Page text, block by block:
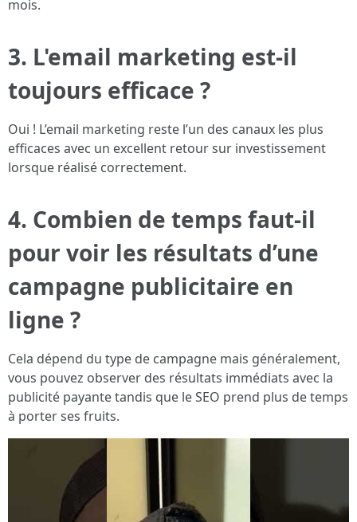
mois.
3. L'email marketing est-il
toujours efficace ?
Oui ! L’email marketing reste l’un des canaux les plus
efficaces avec un excellent retour sur investissement
lorsque réalisé correctement.
4. Combien de temps faut-il
pour voir les résultats d’une
campagne publicitaire en
ligne ?
Cela dépend du type de campagne mais généralement,
vous pouvez observer des résultats immédiats avec la
publicité payante tandis que le SEO prend plus de temps
à porter ses fruits.